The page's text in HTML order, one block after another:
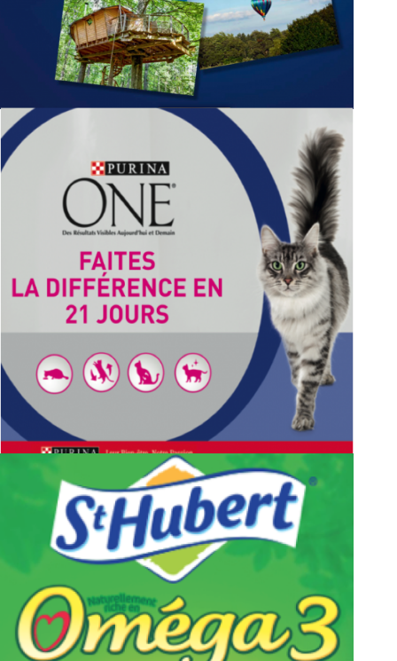
GLACES EXTRÊME®
EXPÉRIENCES INSOLITES!
PURINA ONE
PROGRAMME 21 JOURS